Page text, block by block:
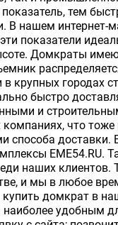
тем
В нашем интернет-
показатели
Домкраты
городах
быстро
и
что
наших клиентов.
и мы в любое
домкрат в
удобным